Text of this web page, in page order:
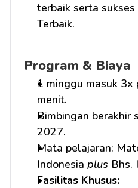
terbaik serta
Terbaik.
Program & Biaya
1 minggu masuk 3x
menit.
Bimbingan berakhir
2027.
Mata pelajaran:
Indonesia plus Bhs.
Fasilitas Khusus: